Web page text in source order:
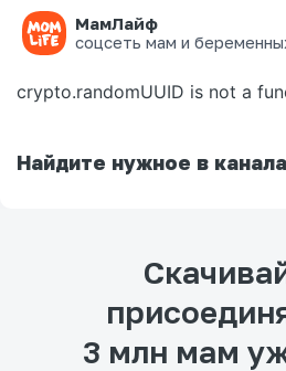
МамЛайф
соцсеть мам и
Ошибка на
crypto.randomUUID is not a
Найдите нужное в
3 млн мам